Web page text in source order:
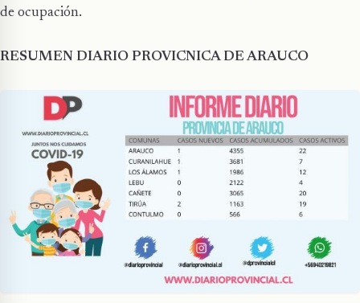
de ocupación.
RESUMEN DIARIO PROVICNICA DE ARAUCO